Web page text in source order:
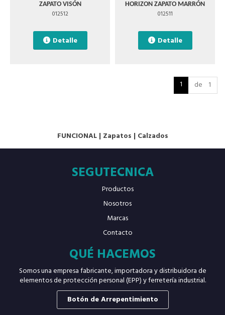
ZAPATO VISÓN
012512
Detalle
HORIZON ZAPATO MARRÓN
012511
Detalle
1 de 1
FUNCIONAL| Zapatos | Calzados
SEGUTECNICA
Productos
Nosotros
Marcas
Contacto
QUÉ HACEMOS
Somos una empresa fabricante, importadora y distribuidora de
elementos de protección personal (EPP) y ferretería industrial.
Botón de Arrepentimiento